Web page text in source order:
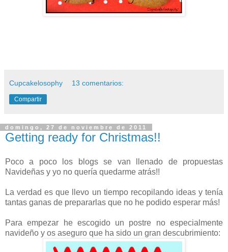
Cupcakelosophy 13 comentarios:
Compartir
domingo, 27 de noviembre de 2011
Getting ready for Christmas!!
Poco a poco los blogs se van llenado de propuestas
Navideñas y yo no quería quedarme atrás!!
La verdad es que llevo un tiempo recopilando ideas y tenía
tantas ganas de prepararlas que no he podido esperar más!
Para empezar he escogido un postre no especialmente
navideño y os aseguro que ha sido un gran descubrimiento: